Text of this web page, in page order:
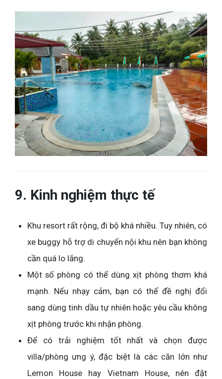
9. Kinh nghiệm thực tế
Khu resort rất rộng, đi bộ khá nhiều. Tuy nhiên, có
xe buggy hỗ trợ di chuyển nội khu nên bạn không
cần quá lo lắng.
Một số phòng có thể dùng xịt phòng thơm khá
mạnh. Nếu nhạy cảm, bạn có thể đề nghị đổi
sang dùng tinh dầu tự nhiên hoặc yêu cầu không
xịt phòng trước khi nhận phòng.
Để có trải nghiệm tốt nhất và chọn được
villa/phòng ưng ý, đặc biệt là các căn lớn như
Lemon House hay Vietnam House, nên đặt